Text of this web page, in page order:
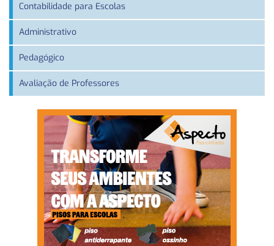
Contabilidade para Escolas
Administrativo
Pedagógico
Avaliação de Professores